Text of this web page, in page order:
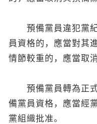
預備黨員違犯黨紀
員資格的，應當對其
情節較重的，應當取
預備黨員轉為正式
備黨員資格，應當經
黨組織批准。